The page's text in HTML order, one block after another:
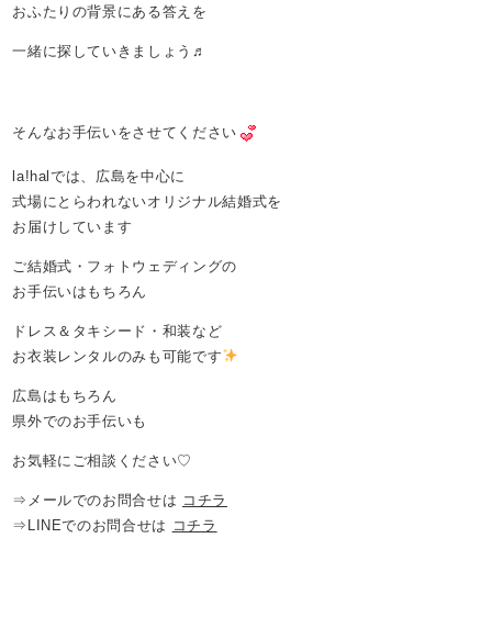
おふたりの背景にある答えを
一緒に探していきましょう♬
そんなお手伝いをさせてください
la!halでは、広島を中心に
式場にとらわれないオリジナル結婚式を
お届けしています
ご結婚式・フォトウェディングの
お手伝いはもちろん
ドレス＆タキシード・和装など
お衣装レンタルのみも可能です
広島はもちろん
県外でのお手伝いも
お気軽にご相談ください♡
⇒メールでのお問合せは コチラ
⇒LINEでのお問合せは コチラ